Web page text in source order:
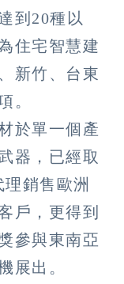
到20種以
住宅智慧建
新竹、台東
。
於單一個產
器，已經取
銷售歐洲
戶，更得到
參與東南亞
展出。